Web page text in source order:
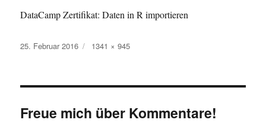
DataCamp Zertifikat: Daten in R importieren
Veröffentlicht
25. Februar 2016 Originalgröße
1341 × 945
Freue mich über Kommentare!